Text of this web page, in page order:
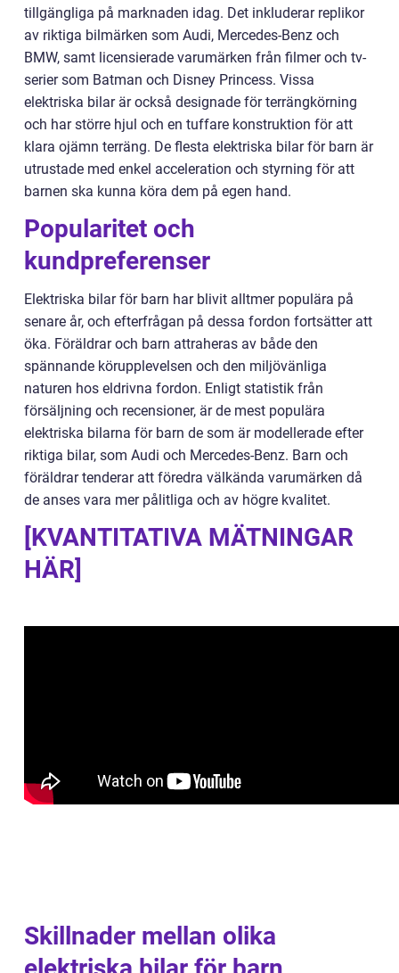
tillgängliga på marknaden idag. Det inkluderar replikor
av riktiga bilmärken som Audi, Mercedes-Benz och
BMW, samt licensierade varumärken från filmer och tv-
serier som Batman och Disney Princess. Vissa
elektriska bilar är också designade för terrängkörning
och har större hjul och en tuffare konstruktion för att
klara ojämn terräng. De flesta elektriska bilar för barn är
utrustade med enkel acceleration och styrning för att
barnen ska kunna köra dem på egen hand.
Popularitet och
kundpreferenser
Elektriska bilar för barn har blivit alltmer populära på
senare år, och efterfrågan på dessa fordon fortsätter att
öka. Föräldrar och barn attraheras av både den
spännande körupplevelsen och den miljövänliga
naturen hos eldrivna fordon. Enligt statistik från
försäljning och recensioner, är de mest populära
elektriska bilarna för barn de som är modellerade efter
riktiga bilar, som Audi och Mercedes-Benz. Barn och
föräldrar tenderar att föredra välkända varumärken då
de anses vara mer pålitliga och av högre kvalitet.
[KVANTITATIVA MÄTNINGAR
HÄR]
Skillnader mellan olika